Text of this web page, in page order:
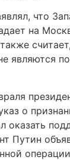
что
на
являются
о
оказать
Путин